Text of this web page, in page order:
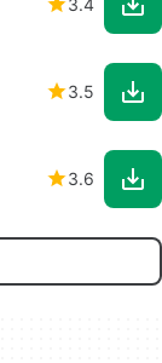
3.4
3.5
3.6